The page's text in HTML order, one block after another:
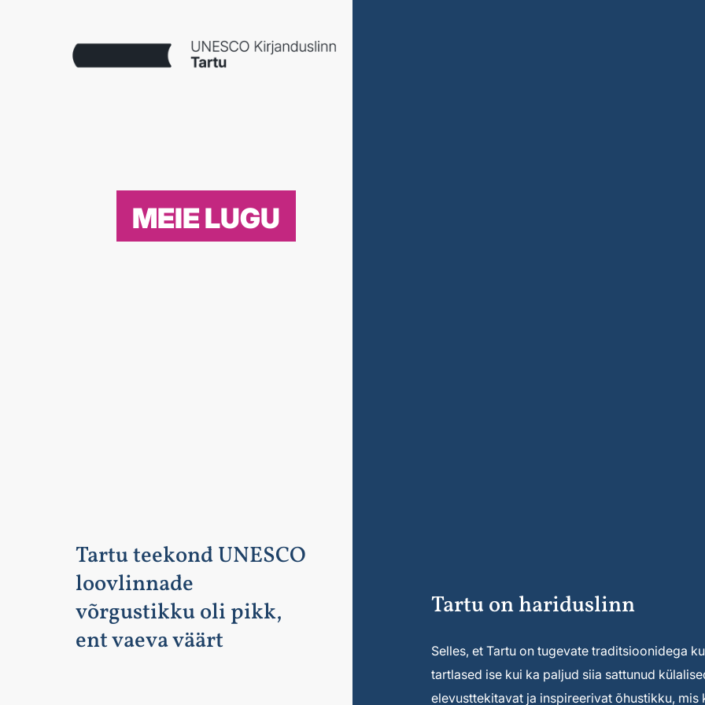
MEIE LUGU
Tartu teekond UNESCO
loovlinnade
võrgustikku oli pikk,
ent vaeva väärt
Tartu on hariduslinn
Selles, et Tartu on tugevate traditsioonidega
tartlased ise kui ka paljud siia sattunud
elevusttekitavat ja inspireerivat õhustikku,